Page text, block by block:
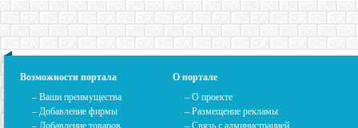
Возможности портала
– Ваши преимущества
– Добавление фирмы
– Добавление товаров
О портале
– О проекте
– Размещение рекламы
– Связь с администрацией